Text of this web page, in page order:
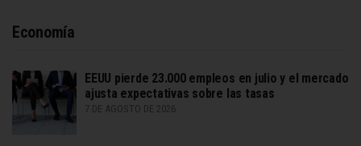
Economía
EEUU pierde 23.000 empleos en julio y el mercado
ajusta expectativas sobre las tasas
7 DE AGOSTO DE 2026